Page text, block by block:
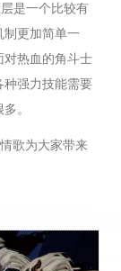
是一个比较有
更加简单一
对热血的角斗士
强力技能需要
。
歌为大家带来